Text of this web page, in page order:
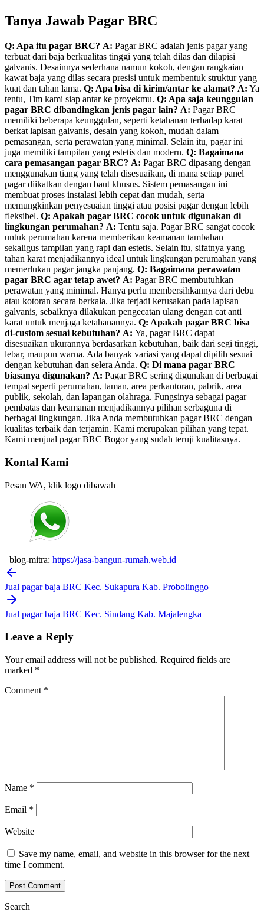
Tanya Jawab Pagar BRC
Q: Apa itu pagar BRC? A: Pagar BRC adalah jenis pagar yang
terbuat dari baja berkualitas tinggi yang telah dilas dan dilapisi
galvanis. Desainnya sederhana namun kokoh, dengan rangkaian
kawat baja yang dilas secara presisi untuk membentuk struktur yang
kuat dan tahan lama. Q: Apa bisa di kirim/antar ke alamat? A: Ya
tentu, Tim kami siap antar ke proyekmu. Q: Apa saja keunggulan
pagar BRC dibandingkan jenis pagar lain? A: Pagar BRC
memiliki beberapa keunggulan, seperti ketahanan terhadap karat
berkat lapisan galvanis, desain yang kokoh, mudah dalam
pemasangan, serta perawatan yang minimal. Selain itu, pagar ini
juga memiliki tampilan yang estetis dan modern. Q: Bagaimana
cara pemasangan pagar BRC? A: Pagar BRC dipasang dengan
menggunakan tiang yang telah disesuaikan, di mana setiap panel
pagar diikatkan dengan baut khusus. Sistem pemasangan ini
membuat proses instalasi lebih cepat dan mudah, serta
memungkinkan penyesuaian tinggi atau posisi pagar dengan lebih
fleksibel. Q: Apakah pagar BRC cocok untuk digunakan di
lingkungan perumahan? A: Tentu saja. Pagar BRC sangat cocok
untuk perumahan karena memberikan keamanan tambahan
sekaligus tampilan yang rapi dan estetis. Selain itu, sifatnya yang
tahan karat menjadikannya ideal untuk lingkungan perumahan yang
memerlukan pagar jangka panjang. Q: Bagaimana perawatan
pagar BRC agar tetap awet? A: Pagar BRC membutuhkan
perawatan yang minimal. Hanya perlu membersihkannya dari debu
atau kotoran secara berkala. Jika terjadi kerusakan pada lapisan
galvanis, sebaiknya dilakukan pengecatan ulang dengan cat anti
karat untuk menjaga ketahanannya. Q: Apakah pagar BRC bisa
di-custom sesuai kebutuhan? A: Ya, pagar BRC dapat
disesuaikan ukurannya berdasarkan kebutuhan, baik dari segi tinggi,
lebar, maupun warna. Ada banyak variasi yang dapat dipilih sesuai
dengan kebutuhan dan selera Anda. Q: Di mana pagar BRC
biasanya digunakan? A: Pagar BRC sering digunakan di berbagai
tempat seperti perumahan, taman, area perkantoran, pabrik, area
publik, sekolah, dan lapangan olahraga. Fungsinya sebagai pagar
pembatas dan keamanan menjadikannya pilihan serbaguna di
berbagai lingkungan. Jika Anda membutuhkan pagar BRC dengan
kualitas terbaik dan terjamin. Kami merupakan pilihan yang tepat.
Kami menjual pagar BRC Bogor yang sudah teruji kualitasnya.
Kontal Kami
Pesan WA, klik logo dibawah
blog-mitra: https://jasa-bangun-rumah.web.id
Post
navigation
Jual pagar baja BRC Kec. Sukapura Kab. Probolinggo
Jual pagar baja BRC Kec. Sindang Kab. Majalengka
Leave a Reply
Your email address will not be published. Required fields are
marked *
Comment *
Name *
Email *
Website
Save my name, email, and website in this browser for the next
time I comment.
Search